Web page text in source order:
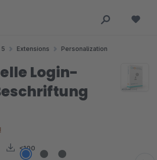
Extensions Personalization
Login-
<100